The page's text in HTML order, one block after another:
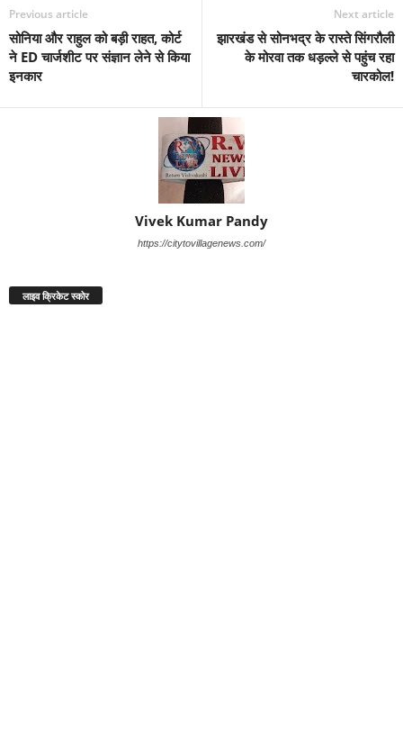
Previous article
सोनिया और राहुल को बड़ी राहत, कोर्ट
ने ED चार्जशीट पर संज्ञान लेने से किया
इनकार
Next article
झारखंड से सोनभद्र के रास्ते सिंगरौली
के मोरवा तक धड़ल्ले से पहुंच रहा
चारकोल!
Vivek Kumar Pandy
https://citytovillagenews.com/
लाइव क्रिकेट स्कोर